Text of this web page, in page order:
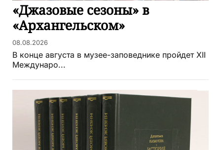
«Джазовые сезоны» в
«Архангельском»
08.08.2026
В конце августа в музее-заповеднике пройдет XII
Междунаро...